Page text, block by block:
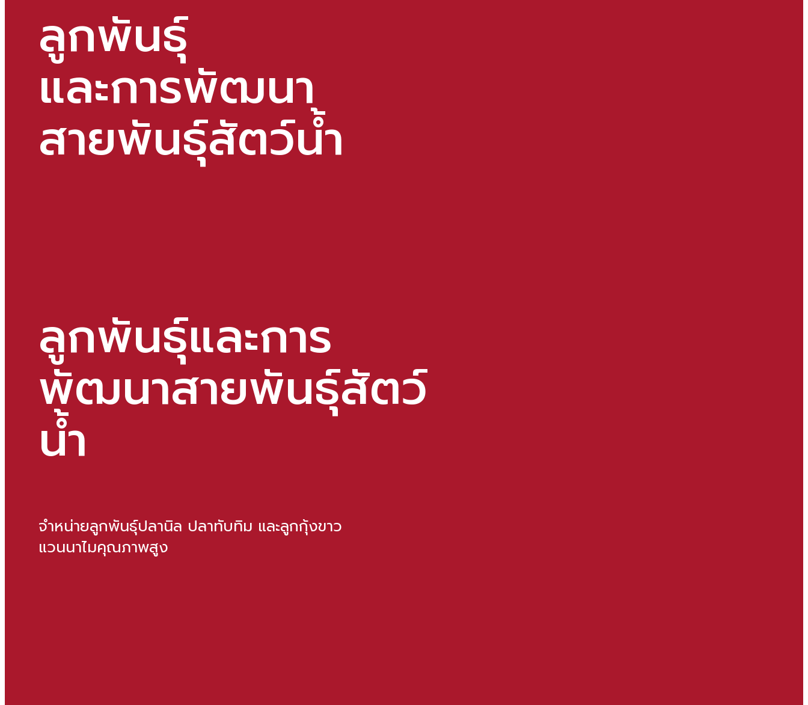
ลูกพันธ์ุ
และการพัฒนา
สายพันธ์ุสัตว์น้ำ
ลูกพันธ์ุและการ
พัฒนาสายพันธ์ุสัตว์
น้ำ
จำหน่ายลูกพันธุ์ปลานิล ปลาทับทิม และลูกกุ้งขาว
แวนนาไมคุณภาพสูง